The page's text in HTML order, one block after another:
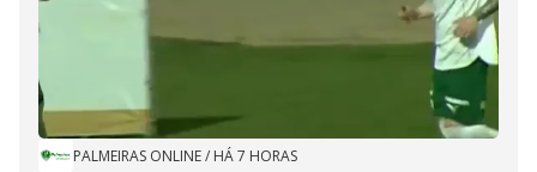
PALMEIRAS ONLINE/ HÁ 7 HORAS